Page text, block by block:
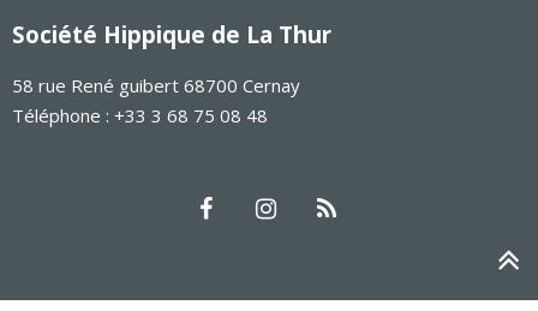
Société Hippique de La Thur
58 rue René guibert 68700 Cernay
Téléphone : +33 3 68 75 08 48